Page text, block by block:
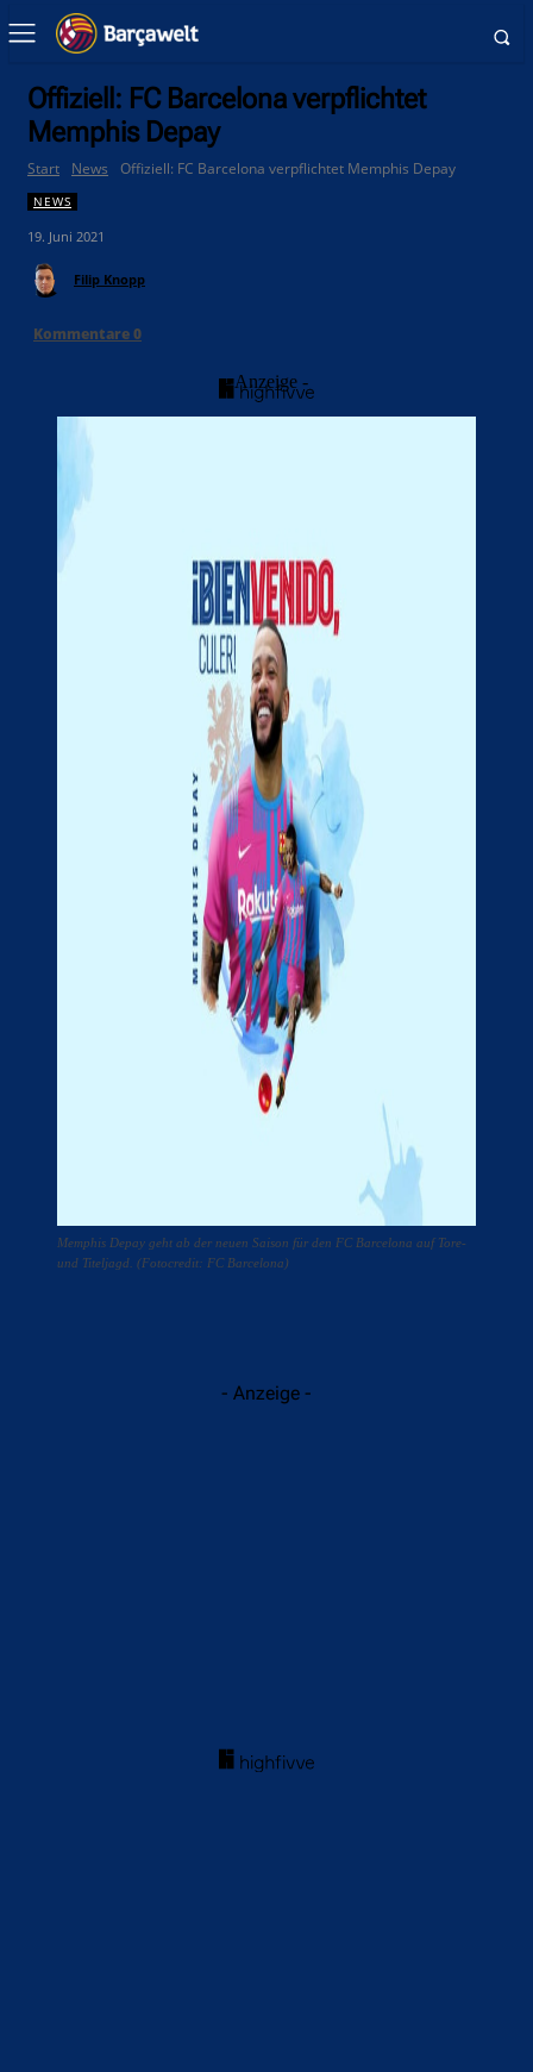
Offiziell: FC Barcelona verpflichtet
Memphis Depay
Start News Offiziell: FC Barcelona verpflichtet Memphis Depay
NEWS
19. Juni 2021
Filip Knopp
Kommentare0
- Anzeige -
Memphis Depay geht ab der neuen Saison für den FC Barcelona auf Tore-
und Titeljagd. (Fotocredit: FC Barcelona)
- Anzeige -